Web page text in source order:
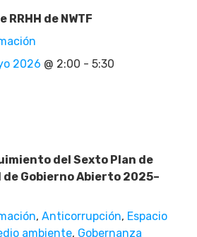
de NWTF
2026 @ 2:00 - 5:30
del Sexto Plan de
Gobierno Abierto 2025–
, Anticorrupción, Espacio
ambiente, Gobernanza